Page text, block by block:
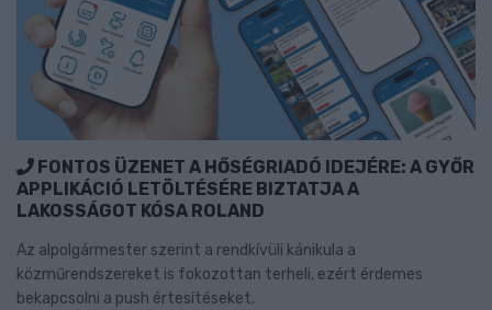
FONTOS ÜZENET A HŐSÉGRIADÓ IDEJÉRE: A GYŐR
APPLIKÁCIÓ LETÖLTÉSÉRE BIZTATJA A
LAKOSSÁGOT KÓSA ROLAND
Az alpolgármester szerint a rendkívüli kánikula a
közműrendszereket is fokozottan terheli, ezért érdemes
bekapcsolni a push értesítéseket.